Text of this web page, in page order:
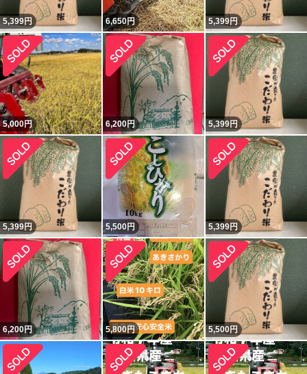
5,399円 6,650円 5,399円
5,000円 6,200円 5,399円
5,399円 5,500円 5,399円
6,200円 5,800円 5,500円